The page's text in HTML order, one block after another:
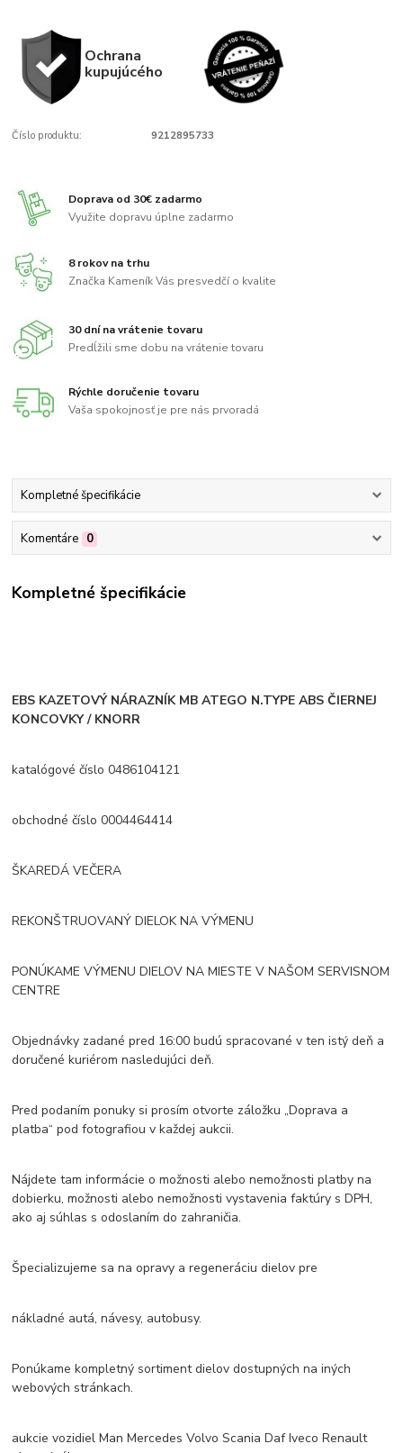
Ochrana
kupujúcého
Číslo produktu: 9212895733
Doprava od 30€ zadarmo
Využite dopravu úplne zadarmo
8 rokov na trhu
Značka Kameník Vás presvedčí o kvalite
30 dní na vrátenie tovaru
Predĺžili sme dobu na vrátenie tovaru
Rýchle doručenie tovaru
Vaša spokojnosť je pre nás prvoradá
Kompletné špecifikácie
Komentáre 0
Kompletné špecifikácie
EBS KAZETOVÝ NÁRAZNÍK MB ATEGO N.TYPE ABS ČIERNEJ
KONCOVKY / KNORR
katalógové číslo 0486104121
obchodné číslo 0004464414
ŠKAREDÁ VEČERA
REKONŠTRUOVANÝ DIELOK NA VÝMENU
PONÚKAME VÝMENU DIELOV NA MIESTE V NAŠOM SERVISNOM
CENTRE
Objednávky zadané pred 16:00 budú spracované v ten istý deň a
doručené kuriérom nasledujúci deň.
Pred podaním ponuky si prosím otvorte záložku „Doprava a
platba“ pod fotografiou v každej aukcii.
Nájdete tam informácie o možnosti alebo nemožnosti platby na
dobierku, možnosti alebo nemožnosti vystavenia faktúry s DPH,
ako aj súhlas s odoslaním do zahraničia.
Špecializujeme sa na opravy a regeneráciu dielov pre
nákladné autá, návesy, autobusy.
Ponúkame kompletný sortiment dielov dostupných na iných
webových stránkach.
aukcie vozidiel Man Mercedes Volvo Scania Daf Iveco Renault